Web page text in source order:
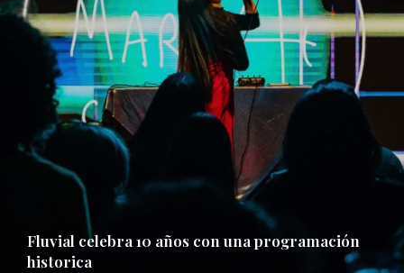
Fluvial celebra 10 años con una programación
historica